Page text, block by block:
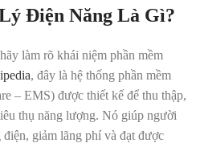
Điện Năng Là Gì?
làm rõ khái niệm phần mềm
, đây là hệ thống phần mềm
– EMS) được thiết kế để thu thập,
thụ năng lượng. Nó giúp người
giảm lãng phí và đạt được